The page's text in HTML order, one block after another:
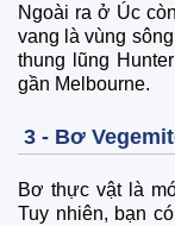
Ngoài ra ở Úc
vang là vùng
thung lũng
gần Melbourne.
3 - Bơ
Bơ thực vật là
Tuy nhiên, bạn